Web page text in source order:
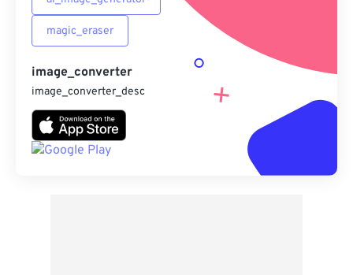
magic_eraser
image_converter
image_converter_desc